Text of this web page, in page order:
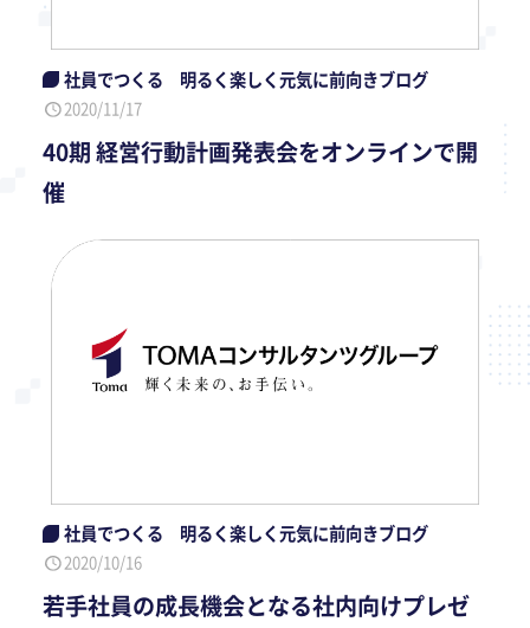
社員でつくる 明るく楽しく元気に前向きブログ
2020/11/17
40期 経営行動計画発表会をオンラインで開
催
社員でつくる 明るく楽しく元気に前向きブログ
2020/10/16
若手社員の成長機会となる社内向けプレゼ